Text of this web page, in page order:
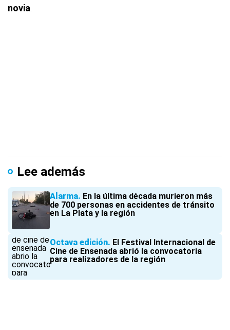
novia
Lee además
Alarma En la última década murieron más
de 700 personas en accidentes de tránsito
en La Plata y la región
Octava edición El Festival Internacional de
Cine de Ensenada abrió la convocatoria
para realizadores de la región